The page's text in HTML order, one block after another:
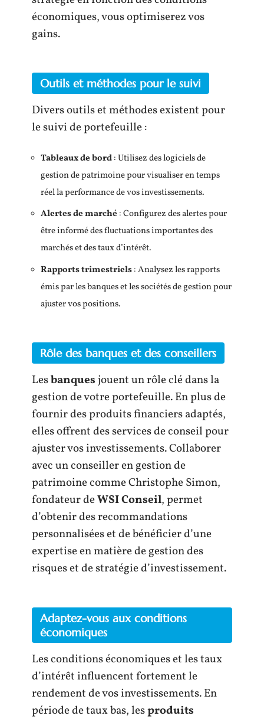
économiques, vous optimiserez vos
gains.
Outils et méthodes pour le suivi
Divers outils et méthodes existent pour
le suivi de portefeuille :
Tableaux de bord: Utilisez des logiciels de
gestion de patrimoine pour visualiser en temps
réel la performance de vos investissements.
Alertes de marché : Configurez des alertes pour
être informé des fluctuations importantes des
marchés et des taux d’intérêt.
Rapports trimestriels: Analysez les rapports
émis par les banques et les sociétés de gestion pour
ajuster vos positions.
Rôle des banques et des conseillers
Lesbanquesjouent un rôle clé dans la
gestion de votre portefeuille. En plus de
fournir des produits financiers adaptés,
elles offrent des services de conseil pour
ajuster vos investissements. Collaborer
avec un conseiller en gestion de
patrimoine comme Christophe Simon,
fondateur deWSI Conseil, permet
d’obtenir des recommandations
personnalisées et de bénéficier d’une
expertise en matière de gestion des
risques et de stratégie d’investissement.
Adaptez-vous aux conditions
économiques
Les conditions économiques et les taux
d’intérêt influencent fortement le
rendement de vos investissements. En
période de taux bas, lesproduits